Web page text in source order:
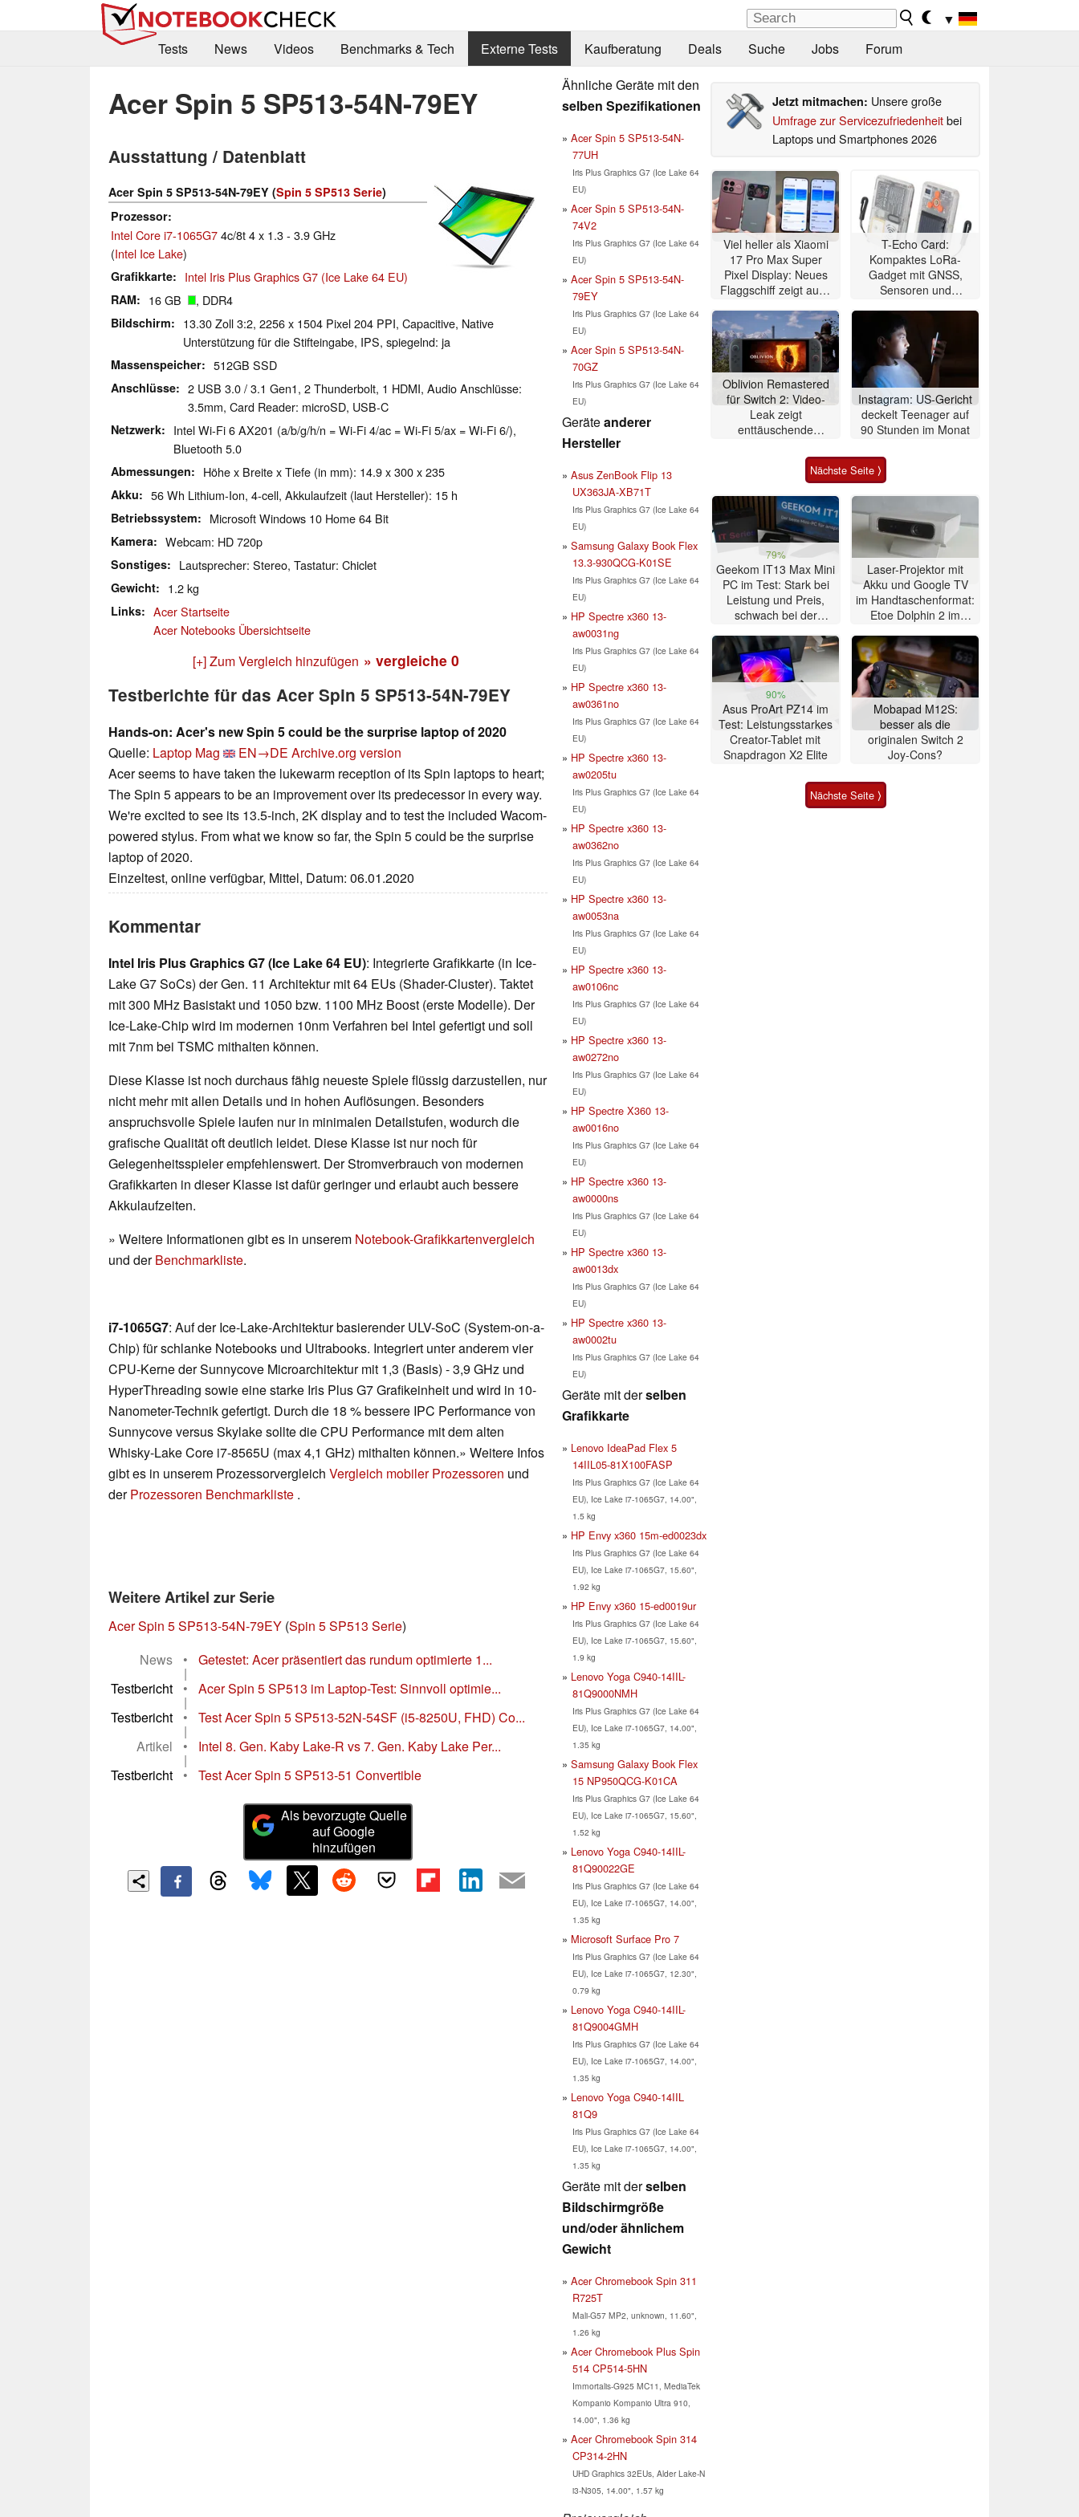
▼
Tests
News Videos Benchmarks & Tech Externe Tests Kaufberatung Deals Suche Jobs Forum
Acer Spin 5 SP513-54N-79EY
Ausstattung / Datenblatt
Acer Spin 5 SP513-54N-79EY (Spin 5 SP513 Serie)
Prozessor
Intel Core i7-1065G74c/8t 4 x 1.3 - 3.9 GHz
(Intel Ice Lake)
Grafikkarte Intel Iris Plus Graphics G7 (Ice Lake 64 EU)
RAM 16 GB , DDR4
Bildschirm
13.30 Zoll 3:2, 2256 x 1504 Pixel 204 PPI, Capacitive, Native
Unterstützung für die Stifteingabe, IPS, spiegelnd: ja
Massenspeicher 512GB SSD
Anschlüsse
2 USB 3.0 / 3.1 Gen1, 2 Thunderbolt, 1 HDMI, Audio Anschlüsse:
3.5mm, Card Reader: microSD, USB-C
Netzwerk
Intel Wi-Fi 6 AX201 (a/b/g/h/n = Wi-Fi 4/ac = Wi-Fi 5/ax = Wi-Fi 6/),
Bluetooth 5.0
Abmessungen Höhe x Breite x Tiefe (in mm): 14.9 x 300 x 235
Akku 56 Wh Lithium-Ion, 4-cell, Akkulaufzeit (laut Hersteller): 15 h
Betriebssystem Microsoft Windows 10 Home 64 Bit
Kamera Webcam: HD 720p
Sonstiges Lautsprecher: Stereo, Tastatur: Chiclet
Gewicht 1.2 kg
Links
Acer Startseite
Acer Notebooks Übersichtseite
[+] Zum Vergleich hinzufügen » vergleiche 0
Testberichte für das Acer Spin 5 SP513-54N-79EY
Hands-on: Acer's new Spin 5 could be the surprise laptop of 2020
Quelle: Laptop Mag EN→DE Archive.org version
Acer seems to have taken the lukewarm reception of its Spin laptops to heart;
The Spin 5 appears to be an improvement over its predecessor in every way.
We're excited to see its 13.5-inch, 2K display and to test the included Wacom-
powered stylus. From what we know so far, the Spin 5 could be the surprise
laptop of 2020.
Einzeltest, online verfügbar, Mittel, Datum: 06.01.2020
Kommentar
Intel Iris Plus Graphics G7 (Ice Lake 64 EU): Integrierte Grafikkarte (in Ice-
Lake G7 SoCs) der Gen. 11 Architektur mit 64 EUs (Shader-Cluster). Taktet
mit 300 MHz Basistakt und 1050 bzw. 1100 MHz Boost (erste Modelle). Der
Ice-Lake-Chip wird im modernen 10nm Verfahren bei Intel gefertigt und soll
mit 7nm bei TSMC mithalten können.
Diese Klasse ist noch durchaus fähig neueste Spiele flüssig darzustellen, nur
nicht mehr mit allen Details und in hohen Auflösungen. Besonders
anspruchsvolle Spiele laufen nur in minimalen Detailstufen, wodurch die
grafische Qualität oft deutlich leidet. Diese Klasse ist nur noch für
Gelegenheitsspieler empfehlenswert. Der Stromverbrauch von modernen
Grafikkarten in dieser Klasse ist dafür geringer und erlaubt auch bessere
Akkulaufzeiten.
» Weitere Informationen gibt es in unserem Notebook-Grafikkartenvergleich
und derBenchmarkliste.
i7-1065G7: Auf der Ice-Lake-Architektur basierender ULV-SoC (System-on-a-
Chip) für schlanke Notebooks und Ultrabooks. Integriert unter anderem vier
CPU-Kerne der Sunnycove Microarchitektur mit 1,3 (Basis) - 3,9 GHz und
HyperThreading sowie eine starke Iris Plus G7 Grafikeinheit und wird in 10-
Nanometer-Technik gefertigt. Durch die 18 % bessere IPC Performance von
Sunnycove versus Skylake sollte die CPU Performance mit dem alten
Whisky-Lake Core i7-8565U (max 4,1 GHz) mithalten können.» Weitere Infos
gibt es in unserem Prozessorvergleich Vergleich mobiler Prozessoren und
derProzessoren Benchmarkliste .
Weitere Artikel zur Serie
Acer Spin 5 SP513-54N-79EY (Spin 5 SP513 Serie)
News
• Getestet: Acer präsentiert das rundum optimierte 1...
|
Testbericht
• Acer Spin 5 SP513 im Laptop-Test: Sinnvoll optimie...
|
Testbericht
• Test Acer Spin 5 SP513-52N-54SF (i5-8250U, FHD) Co...
|
Artikel
• Intel 8. Gen. Kaby Lake-R vs 7. Gen. Kaby Lake Per...
|
Testbericht
• Test Acer Spin 5 SP513-51 Convertible
Als bevorzugte Quelle
auf Google
hinzufügen
Ähnliche Geräte mit den
selben Spezifikationen
Acer Spin 5 SP513-54N-
77UH
Iris Plus Graphics G7 (Ice Lake 64
EU)
Acer Spin 5 SP513-54N-
74V2
Iris Plus Graphics G7 (Ice Lake 64
EU)
Acer Spin 5 SP513-54N-
79EY
Iris Plus Graphics G7 (Ice Lake 64
EU)
Acer Spin 5 SP513-54N-
70GZ
Iris Plus Graphics G7 (Ice Lake 64
EU)
Geräteanderer
Hersteller
Asus ZenBook Flip 13
UX363JA-XB71T
Iris Plus Graphics G7 (Ice Lake 64
EU)
Samsung Galaxy Book Flex
13.3-930QCG-K01SE
Iris Plus Graphics G7 (Ice Lake 64
EU)
HP Spectre x360 13-
aw0031ng
Iris Plus Graphics G7 (Ice Lake 64
EU)
HP Spectre x360 13-
aw0361no
Iris Plus Graphics G7 (Ice Lake 64
EU)
HP Spectre x360 13-
aw0205tu
Iris Plus Graphics G7 (Ice Lake 64
EU)
HP Spectre x360 13-
aw0362no
Iris Plus Graphics G7 (Ice Lake 64
EU)
HP Spectre x360 13-
aw0053na
Iris Plus Graphics G7 (Ice Lake 64
EU)
HP Spectre x360 13-
aw0106nc
Iris Plus Graphics G7 (Ice Lake 64
EU)
HP Spectre x360 13-
aw0272no
Iris Plus Graphics G7 (Ice Lake 64
EU)
HP Spectre X360 13-
aw0016no
Iris Plus Graphics G7 (Ice Lake 64
EU)
HP Spectre x360 13-
aw0000ns
Iris Plus Graphics G7 (Ice Lake 64
EU)
HP Spectre x360 13-
aw0013dx
Iris Plus Graphics G7 (Ice Lake 64
EU)
HP Spectre x360 13-
aw0002tu
Iris Plus Graphics G7 (Ice Lake 64
EU)
Geräte mit derselben
Grafikkarte
Lenovo IdeaPad Flex 5
14IIL05-81X100FASP
Iris Plus Graphics G7 (Ice Lake 64
EU), Ice Lake i7-1065G7, 14.00",
1.5 kg
HP Envy x360 15m-ed0023dx
Iris Plus Graphics G7 (Ice Lake 64
EU), Ice Lake i7-1065G7, 15.60",
1.92 kg
HP Envy x360 15-ed0019ur
Iris Plus Graphics G7 (Ice Lake 64
EU), Ice Lake i7-1065G7, 15.60",
1.9 kg
Lenovo Yoga C940-14IIL-
81Q9000NMH
Iris Plus Graphics G7 (Ice Lake 64
EU), Ice Lake i7-1065G7, 14.00",
1.35 kg
Samsung Galaxy Book Flex
15 NP950QCG-K01CA
Iris Plus Graphics G7 (Ice Lake 64
EU), Ice Lake i7-1065G7, 15.60",
1.52 kg
Lenovo Yoga C940-14IIL-
81Q90022GE
Iris Plus Graphics G7 (Ice Lake 64
EU), Ice Lake i7-1065G7, 14.00",
1.35 kg
Microsoft Surface Pro 7
Iris Plus Graphics G7 (Ice Lake 64
EU), Ice Lake i7-1065G7, 12.30",
0.79 kg
Lenovo Yoga C940-14IIL-
81Q9004GMH
Iris Plus Graphics G7 (Ice Lake 64
EU), Ice Lake i7-1065G7, 14.00",
1.35 kg
Lenovo Yoga C940-14IIL
81Q9
Iris Plus Graphics G7 (Ice Lake 64
EU), Ice Lake i7-1065G7, 14.00",
1.35 kg
Geräte mit derselben
Bildschirmgröße
und/oder ähnlichem
Gewicht
Acer Chromebook Spin 311
R725T
Mali-G57 MP2, unknown, 11.60",
1.26 kg
Acer Chromebook Plus Spin
514 CP514-5HN
Immortalis-G925 MC11, MediaTek
Kompanio Kompanio Ultra 910,
14.00", 1.36 kg
Acer Chromebook Spin 314
CP314-2HN
UHD Graphics 32EUs, Alder Lake-N
i3-N305, 14.00", 1.57 kg
Jetzt mitmachen: Unsere große
Umfrage zur Servicezufriedenheitbei
Laptops und Smartphones 2026
Viel heller als Xiaomi
17 Pro Max Super
Pixel Display: Neues
Flaggschiff zeigt auch
T-Echo Card:
Kompaktes LoRa-
Gadget mit GNSS,
Sensoren und
Oblivion Remastered
für Switch 2: Video-
Leak zeigt
enttäuschende
Instagram: US-Gericht
deckelt Teenager auf
90 Stunden im Monat
Nächste Seite ⟩
79%
Geekom IT13 Max Mini
PC im Test: Stark bei
Leistung und Preis,
schwach bei der
Laser-Projektor mit
Akku und Google TV
im Handtaschenformat:
Etoe Dolphin 2 im
90%
Asus ProArt PZ14 im
Test: Leistungsstarkes
Creator-Tablet mit
Snapdragon X2 Elite
Mobapad M12S:
besser als die
originalen Switch 2
Joy-Cons?
Nächste Seite ⟩